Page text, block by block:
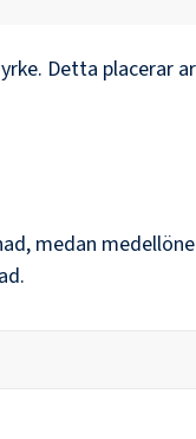
Detta placerar
medan